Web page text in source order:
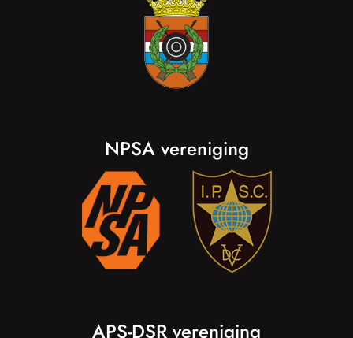
NPSA vereniging
APS-DSR vereniging